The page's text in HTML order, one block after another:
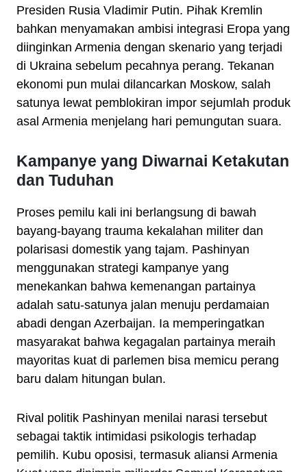
Presiden Rusia Vladimir Putin. Pihak Kremlin
bahkan menyamakan ambisi integrasi Eropa yang
diinginkan Armenia dengan skenario yang terjadi
di Ukraina sebelum pecahnya perang. Tekanan
ekonomi pun mulai dilancarkan Moskow, salah
satunya lewat pemblokiran impor sejumlah produk
asal Armenia menjelang hari pemungutan suara.
Kampanye yang Diwarnai Ketakutan
dan Tuduhan
Proses pemilu kali ini berlangsung di bawah
bayang-bayang trauma kekalahan militer dan
polarisasi domestik yang tajam. Pashinyan
menggunakan strategi kampanye yang
menekankan bahwa kemenangan partainya
adalah satu-satunya jalan menuju perdamaian
abadi dengan Azerbaijan. Ia memperingatkan
masyarakat bahwa kegagalan partainya meraih
mayoritas kuat di parlemen bisa memicu perang
baru dalam hitungan bulan.
Rival politik Pashinyan menilai narasi tersebut
sebagai taktik intimidasi psikologis terhadap
pemilih. Kubu oposisi, termasuk aliansi Armenia